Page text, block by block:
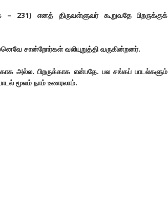
231) எனத் திருவள்ளுவர் கூறுவதே பிறருக்குக்
சான்றோர்கள் வலியுறுத்தி வருகின்றனர்.
அல்ல. பிறருக்காக என்பதே. பல சங்கப் பாடல்களும்
மூலம் நாம் உணரலாம்.